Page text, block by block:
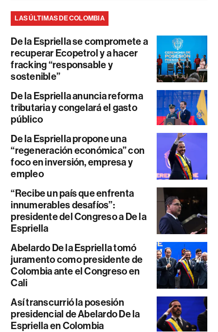
LAS ÚLTIMAS DE COLOMBIA
De la Espriella se compromete a
recuperar Ecopetrol y a hacer
fracking “responsable y
sostenible”
De la Espriella anuncia reforma
tributaria y congelará el gasto
público
De la Espriella propone una
“regeneración económica” con
foco en inversión, empresa y
empleo
“Recibe un país que enfrenta
innumerables desafíos”:
presidente del Congreso a De la
Espriella
Abelardo De la Espriella tomó
juramento como presidente de
Colombia ante el Congreso en
Cali
Así transcurrió la posesión
presidencial de Abelardo De la
Espriella en Colombia